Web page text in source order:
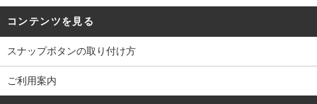
コンテンツを見る
スナップボタンの取り付け方
ご利用案内